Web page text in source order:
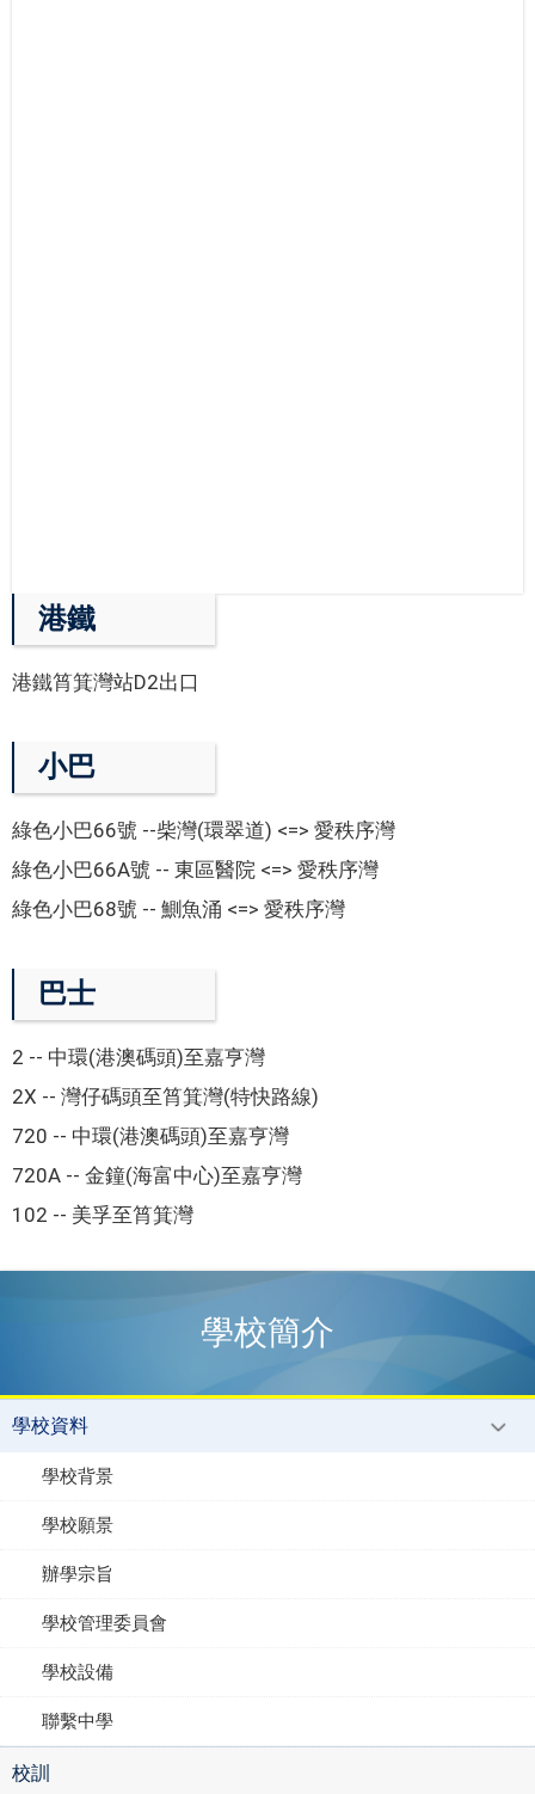
港鐵
港鐵筲箕灣站D2出口
小巴
綠色小巴66號 --柴灣(環翠道) <=> 愛秩序灣
綠色小巴66A號 -- 東區醫院 <=> 愛秩序灣
綠色小巴68號 -- 鰂魚涌 <=> 愛秩序灣
巴士
2 -- 中環(港澳碼頭)至嘉亨灣
2X -- 灣仔碼頭至筲箕灣(特快路線)
720 -- 中環(港澳碼頭)至嘉亨灣
720A -- 金鐘(海富中心)至嘉亨灣
102 -- 美孚至筲箕灣
學校簡介
學校資料
學校背景
學校願景
辦學宗旨
學校管理委員會
學校設備
聯繫中學
校訓